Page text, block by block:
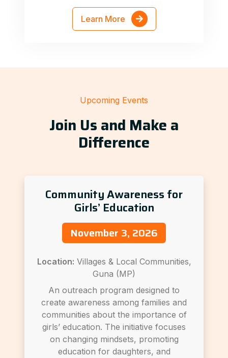
Learn More
Upcoming Events
Join Us and Make a
Difference
Community Awareness for
Girls’ Education
November 3, 2026
Location: Villages & Local Communities,
Guna (MP)
An outreach program designed to
create awareness among families and
communities about the importance of
girls’ education. The initiative focuses
on changing mindsets, promoting
education for daughters, and